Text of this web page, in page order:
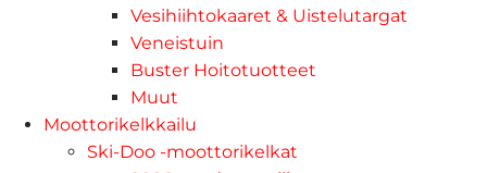
Vesihiihtokaaret & Uistelutargat
Veneistuin
Buster Hoitotuotteet
Muut
Moottorikelkkailu
Ski-Doo -moottorikelkat